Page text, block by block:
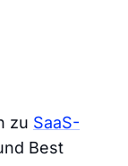
zu SaaS-
Best